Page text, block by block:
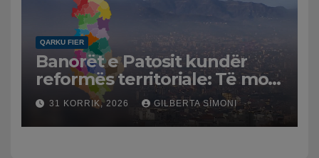
QARKU FIER
Banorët e Patosit kundër
reformës territoriale: Të mos
humbasim identitetin e
qytetit
31 KORRIK, 2026 GILBERTA SIMONI